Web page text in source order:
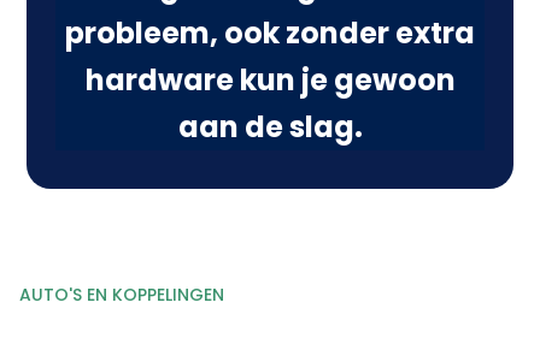
probleem, ook zonder extra
hardware kun je gewoon
aan de slag.
AUTO'S EN KOPPELINGEN